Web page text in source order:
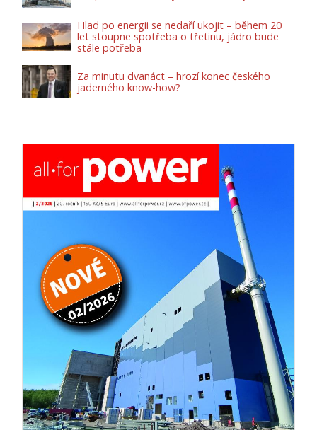
Hlad po energii se nedaří ukojit – během 20
let stoupne spotřeba o třetinu, jádro bude
stále potřeba
Za minutu dvanáct – hrozí konec českého
jaderného know-how?